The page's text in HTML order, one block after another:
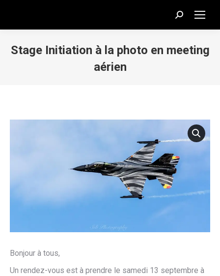
Recherche
:
Stage Initiation à la photo en meeting
aérien
Bonjour à tous,
Un rendez-vous est à prendre le samedi 13 septembre à